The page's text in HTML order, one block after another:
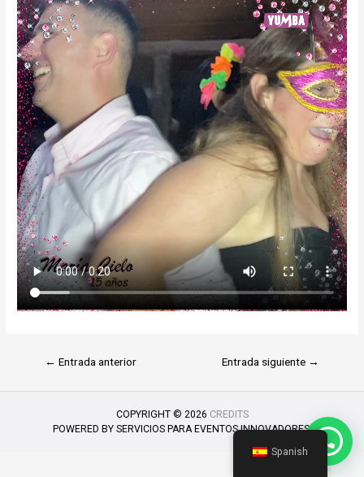
← Entrada anterior Entrada siguiente →
COPYRIGHT © 2026 CREDITS
POWERED BY SERVICIOS PARA EVENTOS INNOVADORES.
Spanish